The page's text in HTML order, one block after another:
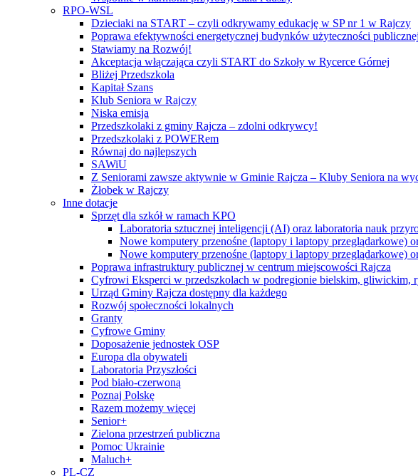
RPO-WSL
Dzieciaki na START – czyli odkrywamy edukację w SP nr 1 w Rajczy
Poprawa efektywności energetycznej budynków użyteczności
Stawiamy na Rozwój!
Akceptacja włączająca czyli START do Szkoły w Rycerce Górnej
Bliżej Przedszkola
Kapitał Szans
Klub Seniora w Rajczy
Niska emisja
Przedszkolaki z gminy Rajcza – zdolni odkrywcy!
Przedszkolaki z POWERem
Równaj do najlepszych
SAWiU
Z Seniorami zawsze aktywnie w Gminie Rajcza – Kluby Seniora na
Żłobek w Rajczy
Inne dotacje
Sprzęt dla szkół w ramach KPO
Laboratoria sztucznej inteligencji (AI) oraz laboratoria nauk
Nowe komputery przenośne (laptopy i laptopy przeglądarkowe)
Nowe komputery przenośne (laptopy i laptopy przeglądarkowe)
Poprawa infrastruktury publicznej w centrum miejscowości Rajcza
Cyfrowi Eksperci w przedszkolach w podregionie bielskim, gliwickim,
Urząd Gminy Rajcza dostępny dla każdego
Rozwój społeczności lokalnych
Granty
Cyfrowe Gminy
Doposażenie jednostek OSP
Europa dla obywateli
Laboratoria Przyszłości
Pod biało-czerwoną
Poznaj Polskę
Razem możemy więcej
Senior+
Zielona przestrzeń publiczna
Pomoc Ukrainie
Maluch+
PL-CZ